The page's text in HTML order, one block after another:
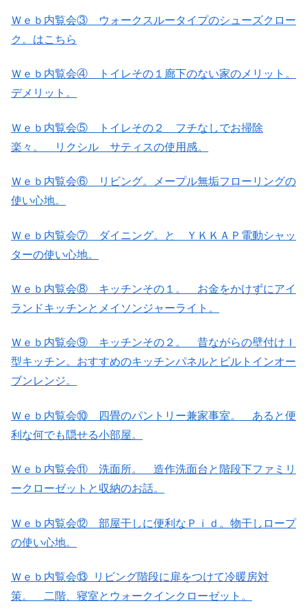
Ｗｅｂ内覧会③ ウォークスルータイプのシューズクロー
ク。はこちら
Ｗｅｂ内覧会④ トイレその１廊下のない家のメリット。
デメリット。
Ｗｅｂ内覧会⑤ トイレその２ フチなしでお掃除
楽々。 リクシル サティスの使用感。
Ｗｅｂ内覧会⑥ リビング。メープル無垢フローリングの
使い心地。
Ｗｅｂ内覧会⑦ ダイニング。と ＹＫＫＡＰ電動シャッ
ターの使い心地。
Ｗｅｂ内覧会⑧ キッチンその１。 お金をかけずにアイ
ランドキッチンとメイソンジャーライト。
Ｗｅｂ内覧会⑨ キッチンその２。 昔ながらの壁付けＩ
型キッチン。おすすめのキッチンパネルとビルトインオー
ブンレンジ。
Ｗｅｂ内覧会⑩ 四畳のパントリー兼家事室。 あると便
利な何でも隠せる小部屋。
Ｗｅｂ内覧会⑪ 洗面所。 造作洗面台と階段下ファミリ
ークローゼットと収納のお話。
Ｗｅｂ内覧会⑫ 部屋干しに便利なＰｉｄ。物干しロープ
の使い心地。
Ｗｅｂ内覧会⑬ リビング階段に扉をつけて冷暖房対
策。 二階、寝室とウォークインクローゼット。